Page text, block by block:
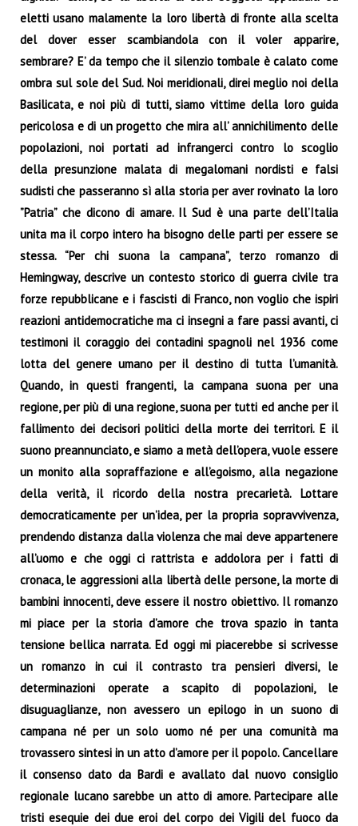
eletti usano malamente la loro libertà di fronte alla scelta
del dover esser scambiandola con il voler apparire,
sembrare? E’ da tempo che il silenzio tombale è calato come
ombra sul sole del Sud. Noi meridionali, direi meglio noi della
Basilicata, e noi più di tutti, siamo vittime della loro guida
pericolosa e di un progetto che mira all’ annichilimento delle
popolazioni, noi portati ad infrangerci contro lo scoglio
della presunzione malata di megalomani nordisti e falsi
sudisti che passeranno sì alla storia per aver rovinato la loro
”Patria” che dicono di amare. Il Sud è una parte dell’Italia
unita ma il corpo intero ha bisogno delle parti per essere se
stessa. “Per chi suona la campana”, terzo romanzo di
Hemingway, descrive un contesto storico di guerra civile tra
forze repubblicane e i fascisti di Franco, non voglio che ispiri
reazioni antidemocratiche ma ci insegni a fare passi avanti, ci
testimoni il coraggio dei contadini spagnoli nel 1936 come
lotta del genere umano per il destino di tutta l’umanità.
Quando, in questi frangenti, la campana suona per una
regione, per più di una regione, suona per tutti ed anche per il
fallimento dei decisori politici della morte dei territori. E il
suono preannunciato, e siamo a metà dell’opera, vuole essere
un monito alla sopraffazione e all’egoismo, alla negazione
della verità, il ricordo della nostra precarietà. Lottare
democraticamente per un’idea, per la propria sopravvivenza,
prendendo distanza dalla violenza che mai deve appartenere
all’uomo e che oggi ci rattrista e addolora per i fatti di
cronaca, le aggressioni alla libertà delle persone, la morte di
bambini innocenti, deve essere il nostro obiettivo. Il romanzo
mi piace per la storia d’amore che trova spazio in tanta
tensione bellica narrata. Ed oggi mi piacerebbe si scrivesse
un romanzo in cui il contrasto tra pensieri diversi, le
determinazioni operate a scapito di popolazioni, le
disuguaglianze, non avessero un epilogo in un suono di
campana né per un solo uomo né per una comunità ma
trovassero sintesi in un atto d’amore per il popolo. Cancellare
il consenso dato da Bardi e avallato dal nuovo consiglio
regionale lucano sarebbe un atto di amore.Partecipare alle
tristi esequie dei due eroi del corpo dei Vigili del fuoco da